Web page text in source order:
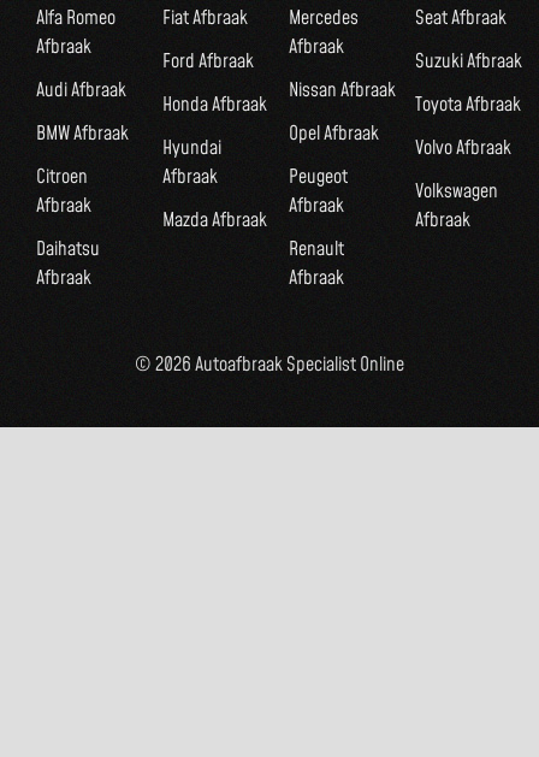
Alfa Romeo
Afbraak
Audi Afbraak
BMW Afbraak
Citroen
Afbraak
Daihatsu
Afbraak
Fiat Afbraak
Ford Afbraak
Honda Afbraak
Hyundai
Afbraak
Mazda Afbraak
Mercedes
Afbraak
Nissan Afbraak
Opel Afbraak
Peugeot
Afbraak
Renault
Afbraak
Seat Afbraak
Suzuki Afbraak
Toyota Afbraak
Volvo Afbraak
Volkswagen
Afbraak
© 2026 Autoafbraak Specialist Online